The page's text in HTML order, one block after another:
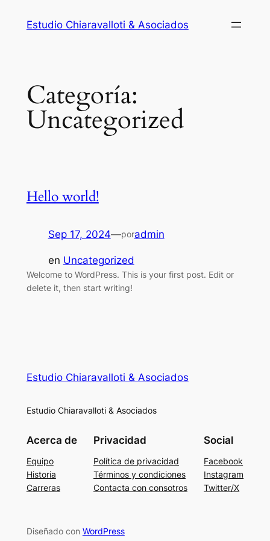
Estudio Chiaravalloti & Asociados
Categoría:
Uncategorized
Hello world!
Sep 17, 2024—poradmin
en Uncategorized
Welcome to WordPress. This is your first post. Edit or
delete it, then start writing!
Estudio Chiaravalloti & Asociados
Estudio Chiaravalloti & Asociados
Acerca de
Equipo
Historia
Carreras
Privacidad
Política de privacidad
Términos y condiciones
Contacta con consotros
Social
Facebook
Instagram
Twitter/X
Diseñado con WordPress